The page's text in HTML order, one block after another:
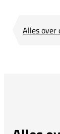
Alles over